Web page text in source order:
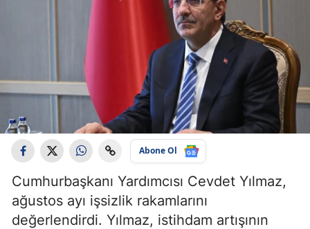
Abone Ol
Cumhurbaşkanı Yardımcısı Cevdet Yılmaz,
ağustos ayı işsizlik rakamlarını
değerlendirdi. Yılmaz, istihdam artışının